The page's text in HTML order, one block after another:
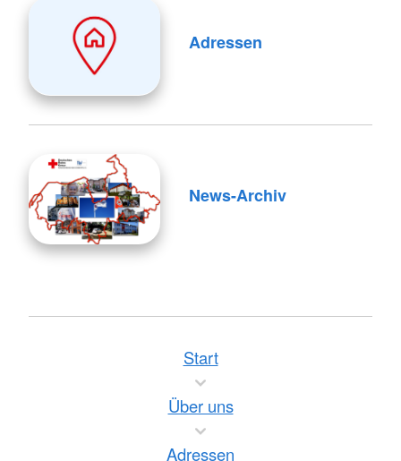
Adressen
News-Archiv
Start
Über uns
Adressen